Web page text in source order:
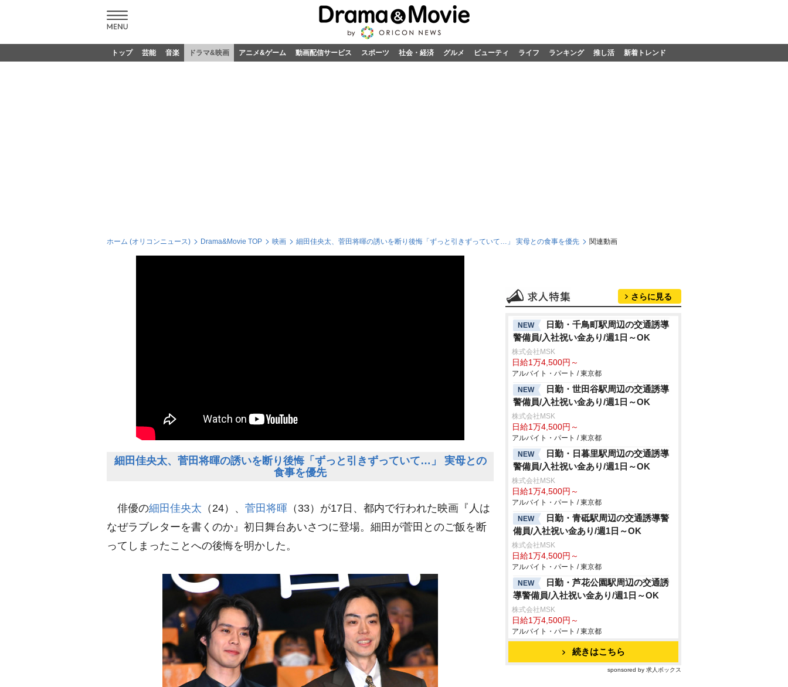
トップ 芸能 音楽 ドラマ&映画 アニメ&ゲーム 動画配信サービス スポーツ 社会・経済 グルメ ビューティ ライフ ランキング 推し活 新着トレンド
ホーム (オリコンニュース) Drama&Movie TOP 映画 細田佳央太、菅田将暉の誘いを断り後悔「ずっと引きずっていて…」 実母との食事を優先 関連動画
細田佳央太、菅田将暉の誘いを断り後悔「ずっと引きずっていて…」 実母との
食事を優先
俳優の細田佳央太 （24）、 菅田将暉 （33）が17日、都内で行われた映画『人は
なぜラブレターを書くのか』初日舞台あいさつに登場。細田が菅田とのご飯を断
ってしまったことへの後悔を明かした。
さらに見る
NEW
日勤・千鳥町駅周辺の交通誘導
警備員/入社祝い金あり/週1日～OK
株式会社MSK
日給1万4,500円～
アルバイト・パート / 東京都
NEW
日勤・世田谷駅周辺の交通誘導
警備員/入社祝い金あり/週1日～OK
株式会社MSK
日給1万4,500円～
アルバイト・パート / 東京都
NEW
日勤・日暮里駅周辺の交通誘導
警備員/入社祝い金あり/週1日～OK
株式会社MSK
日給1万4,500円～
アルバイト・パート / 東京都
NEW
日勤・青砥駅周辺の交通誘導警
備員/入社祝い金あり/週1日～OK
株式会社MSK
日給1万4,500円～
アルバイト・パート / 東京都
NEW
日勤・芦花公園駅周辺の交通誘
導警備員/入社祝い金あり/週1日～OK
株式会社MSK
日給1万4,500円～
アルバイト・パート / 東京都
続きはこちら
sponsored by 求人ボックス